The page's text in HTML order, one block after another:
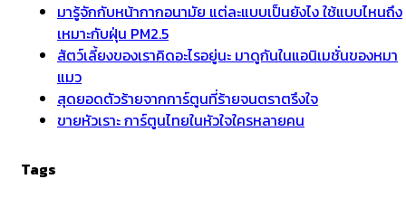
มารู้จักกับหน้ากากอนามัย แต่ละแบบเป็นยังไง ใช้แบบไหนถึง
เหมาะกับฝุ่น PM2.5
สัตว์เลี้ยงของเราคิดอะไรอยู่นะ มาดูกันในแอนิเมชั่นของหมา
แมว
สุดยอดตัวร้ายจากการ์ตูนที่ร้ายจนตราตรึงใจ
ขายหัวเราะ การ์ตูนไทยในหัวใจใครหลายคน
Tags